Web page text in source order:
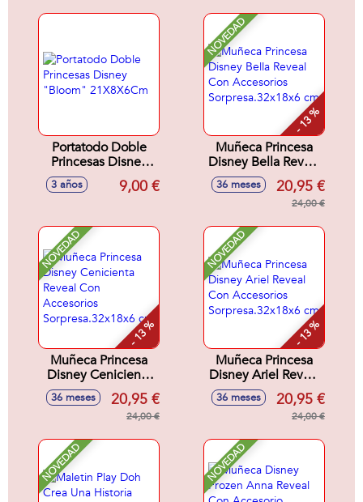
Portatodo Doble
Princesas Disney
"Bloom"
21X8X6Cm
3 años 9,00 €
NOVEDAD
- 13 %
Muñeca Princesa
Disney Bella Reveal
Con Accesorios
Sorpresa.32x18x6
36 meses 20,95 €
24,00 €
NOVEDAD
- 13 %
Muñeca Princesa
Disney Cenicienta
Reveal Con
Accesorios
Sorpresa.32x18x6
36 meses 20,95 €
24,00 €
NOVEDAD
- 13 %
Muñeca Princesa
Disney Ariel Reveal
Con Accesorios
Sorpresa.32x18x6
36 meses 20,95 €
24,00 €
NOVEDAD NOVEDAD